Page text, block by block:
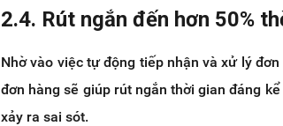
2.4. Rút ngắn đến hơn 50%
Nhờ vào việc tự động tiếp nhận và xử lý
đơn hàng sẽ giúp rút ngắn thời gian đáng
xảy ra sai sót.